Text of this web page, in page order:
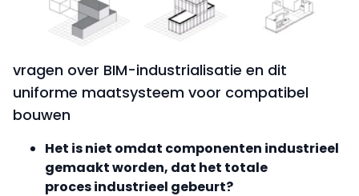
vragen over BIM-industrialisatie en dit
uniforme maatsysteem voor compatibel
bouwen
Het is niet omdat componenten industrieel
gemaakt worden, dat het totale
procesindustrieel gebeurt?